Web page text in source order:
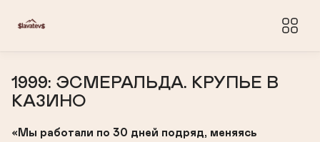
1999: ЭСМЕРАЛЬДА. КРУПЬЕ В
КАЗИНО
«Мы работали по 30 дней подряд, меняясь